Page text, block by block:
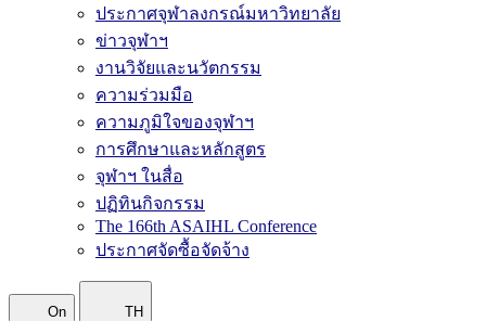
ประกาศจุฬาลงกรณ์มหาวิทยาลัย
ข่าวจุฬาฯ
งานวิจัยและนวัตกรรม
ความร่วมมือ
ความภูมิใจของจุฬาฯ
การศึกษาและหลักสูตร
จุฬาฯ ในสื่อ
ปฏิทินกิจกรรม
The 166th ASAIHL Conference
ประกาศจัดซื้อจัดจ้าง
On TH